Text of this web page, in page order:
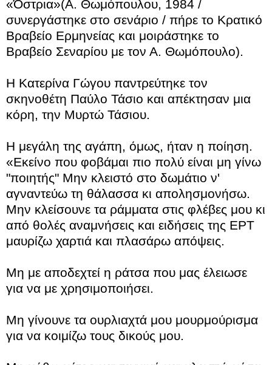
«Όστρια»(Α. Θωμόπουλου, 1984 /
συνεργάστηκε στο σενάριο / πήρε το Κρατικό
Βραβείο Ερμηνείας και μοιράστηκε το
Βραβείο Σεναρίου με τον Α. Θωμόπουλο).
Η Κατερίνα Γώγου παντρεύτηκε τον
σκηνοθέτη Παύλο Τάσιο και απέκτησαν μια
κόρη, την Μυρτώ Τάσιου.
Η μεγάλη της αγάπη, όμως, ήταν η ποίηση.
«Εκείνο που φοβάμαι πιο πολύ είναι μη γίνω
"ποιητής" Μην κλειστό στο δωμάτιο ν'
αγναντεύω τη θάλασσα κι απολησμονήσω.
Μην κλείσουνε τα ράμματα στις φλέβες μου κι
από θολές αναμνήσεις και ειδήσεις της ΕΡΤ
μαυρίζω χαρτιά και πλασάρω απόψεις.
Μη με αποδεχτεί η ράτσα που μας έλειωσε
για να με χρησιμοποιήσει.
Μη γίνουνε τα ουρλιαχτά μου μουρμούρισμα
για να κοιμίζω τους δικούς μου.